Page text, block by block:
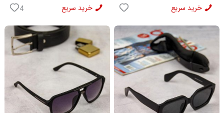
خرید سریع 4 خرید سریع